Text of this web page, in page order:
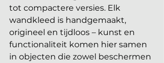
tot compactere versies. Elk
wandkleed is handgemaakt,
origineel en tijdloos – kunst en
functionaliteit komen hier samen
in objecten die zowel beschermen